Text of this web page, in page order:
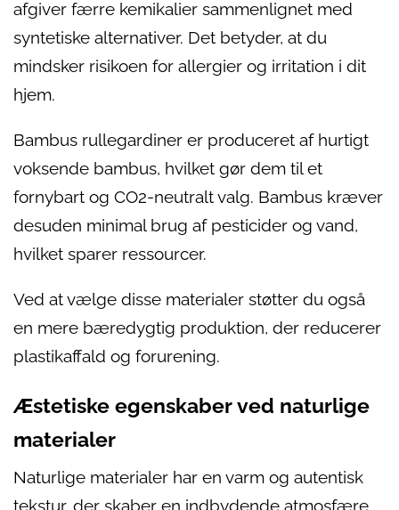
afgiver færre kemikalier sammenlignet med
syntetiske alternativer. Det betyder, at du
mindsker risikoen for allergier og irritation i dit
hjem.
Bambus rullegardiner er produceret af hurtigt
voksende bambus, hvilket gør dem til et
fornybart og CO2-neutralt valg. Bambus kræver
desuden minimal brug af pesticider og vand,
hvilket sparer ressourcer.
Ved at vælge disse materialer støtter du også
en mere bæredygtig produktion, der reducerer
plastikaffald og forurening.
Æstetiske egenskaber ved naturlige
materialer
Naturlige materialer har en varm og autentisk
tekstur, der skaber en indbydende atmosfære.